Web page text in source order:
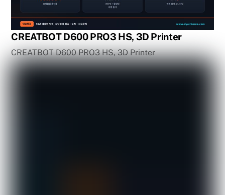
CREATBOT D600 PRO3 HS, 3D Printer
CREATBOT D600 PRO3 HS, 3D Printer